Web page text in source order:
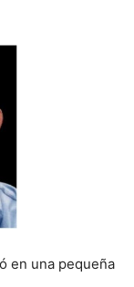
en una pequeña